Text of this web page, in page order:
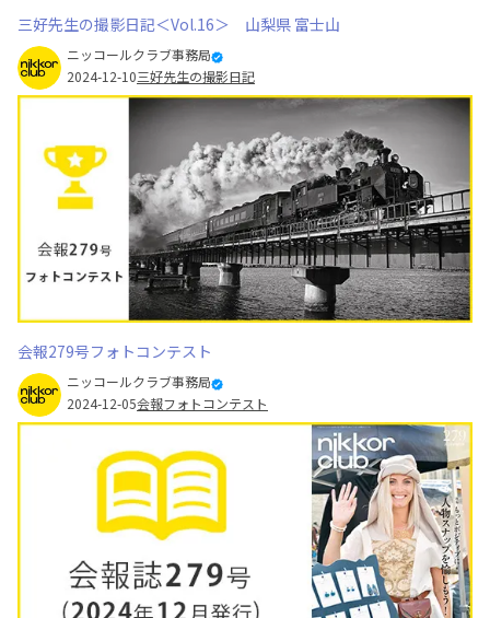
三好先生の撮影日記＜Vol.16＞ 山梨県 富士山
ニッコールクラブ事務局
2024-12-10三好先生の撮影日記
会報279号フォトコンテスト
ニッコールクラブ事務局
2024-12-05会報フォトコンテスト